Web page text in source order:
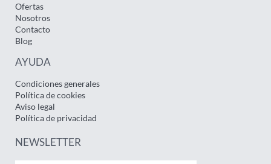
Ofertas
Nosotros
Contacto
Blog
AYUDA
Condiciones generales
Política de cookies
Aviso legal
Política de privacidad
NEWSLETTER